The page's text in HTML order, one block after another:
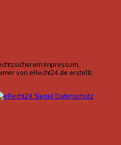
Impressum,
von eRecht24.de erstellt.